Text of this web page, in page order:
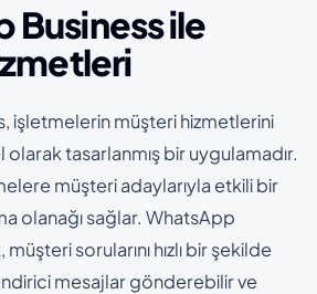
Business ile
işletmelerin müşteri hizmetlerini
tasarlanmış bir uygulamadır.
müşteri adaylarıyla etkili bir
olanağı sağlar. WhatsApp
sorularını hızlı bir şekilde
mesajlar gönderebilir ve